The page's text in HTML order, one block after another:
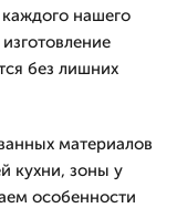
нашего
без лишних
материалов
кухни, зоны у
особенности